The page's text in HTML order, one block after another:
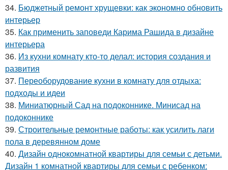
34. Бюджетный ремонт хрущевки: как экономно обновить
интерьер
35. Как применить заповеди Карима Рашида в дизайне
интерьера
36. Из кухни комнату кто-то делал: история создания и
развития
37. Переоборудование кухни в комнату для отдыха:
подходы и идеи
38. Миниатюрный Сад на подоконнике. Минисад на
подоконнике
39. Строительные ремонтные работы: как усилить лаги
пола в деревянном доме
40. Дизайн однокомнатной квартиры для семьи с детьми.
Дизайн 1 комнатной квартиры для семьи с ребенком: